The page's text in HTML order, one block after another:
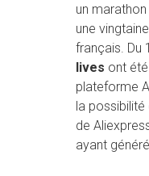
un
une
français. Du
lives ont
plateforme
la
de
ayant